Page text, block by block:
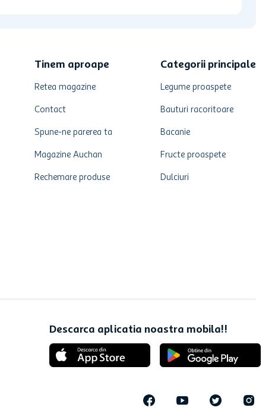
Tinem aproape
Retea magazine
Contact
Spune-ne parerea ta
Magazine Auchan
Rechemare produse
Categorii principale
Legume proaspete
Bauturi racoritoare
Bacanie
Fructe proaspete
Dulciuri
Descarca aplicatia noastra mobila!!